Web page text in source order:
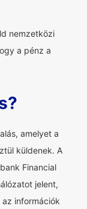
nemzetközi
a pénz a
amelyet a
küldenek. A
Financial
jelent,
információk